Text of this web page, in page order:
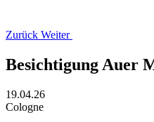
Zurück Weiter
Besichtigung Auer
19.04.26
Cologne